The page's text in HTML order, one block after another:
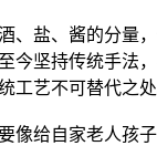
盐、酱的分
坚持传统手
工艺不可替代之处
给自家老人